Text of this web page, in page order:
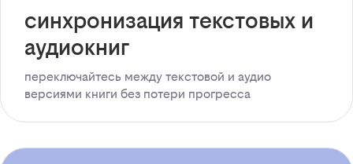
синхронизация текстовых и
аудиокниг
переключайтесь между текстовой и аудио
версиями книги без потери прогресса